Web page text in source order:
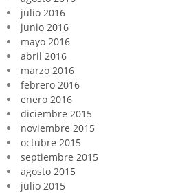
julio 2016
junio 2016
mayo 2016
abril 2016
marzo 2016
febrero 2016
enero 2016
diciembre 2015
noviembre 2015
octubre 2015
septiembre 2015
agosto 2015
julio 2015